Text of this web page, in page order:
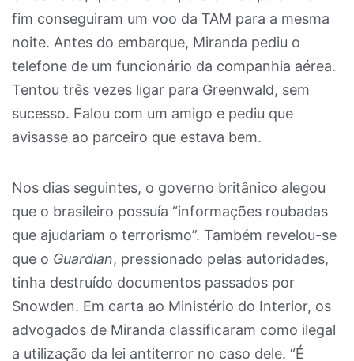
fim conseguiram um voo da TAM para a mesma
noite. Antes do embarque, Miranda pediu o
telefone de um funcionário da companhia aérea.
Tentou três vezes ligar para Greenwald, sem
sucesso. Falou com um amigo e pediu que
avisasse ao parceiro que estava bem.
Nos dias seguintes, o governo britânico alegou
que o brasileiro possuía “informações roubadas
que ajudariam o terrorismo”. Também revelou-se
que o Guardian, pressionado pelas autoridades,
tinha destruído documentos passados por
Snowden. Em carta ao Ministério do Interior, os
advogados de Miranda classificaram como ilegal
a utilização da lei antiterror no caso dele. “É